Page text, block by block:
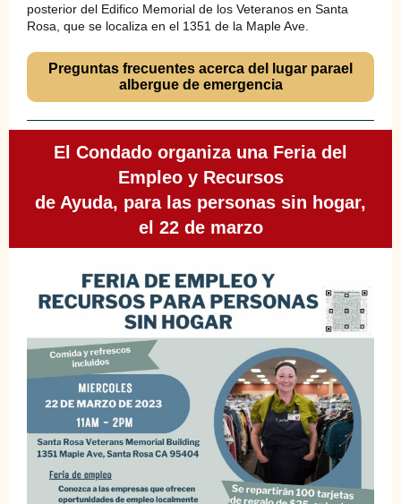
posterior del Edifico Memorial de los Veteranos en Santa
Rosa, que se localiza en el 1351 de la Maple Ave.
Preguntas frecuentes acerca del lugar parael
albergue de emergencia
El Condado organiza una Feria del
Empleo y Recursos
de Ayuda, para las personas sin hogar,
el 22 de marzo